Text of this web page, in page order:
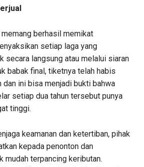
berhasil memikat
setiap laga yang
secara langsung atau melalui siaran
babak final, tiketnya telah habis
dan ini bisa menjadi bukti bahwa
setiap dua tahun tersebut punya
tinggi.
keamanan dan ketertiban, pihak
kepada penonton dan
mudah terpancing keributan.